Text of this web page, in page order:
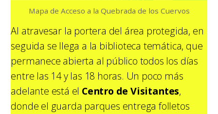
Mapa de Acceso a la Quebrada de los Cuervos
Al atravesar la portera del área protegida, en
seguida se llega a la biblioteca temática, que
permanece abierta al público todos los días
entre las 14 y las 18 horas. Un poco más
adelante está el Centro de Visitantes,
donde el guarda parques entrega folletos